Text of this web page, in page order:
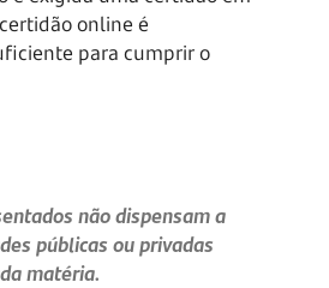
online é
para cumprir o
não dispensam a
públicas ou privadas
matéria.